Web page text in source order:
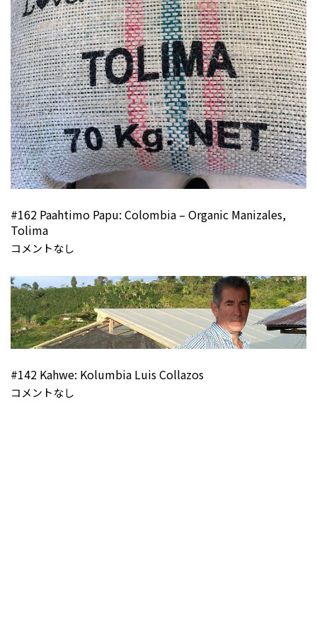
#162 Paahtimo Papu: Colombia – Organic Manizales,
Tolima
コメントなし
#142 Kahwe: Kolumbia Luis Collazos
コメントなし